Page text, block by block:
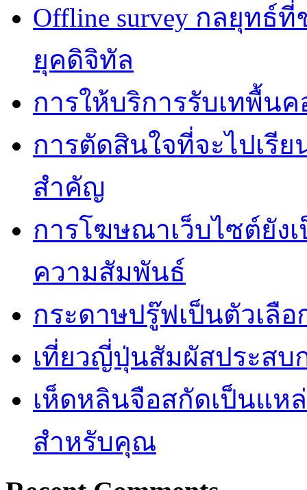
Offline survey กลยุทธ์
ยุคดิจิทัล
การให้บริการรับเทพื้นค
การตัดสินใจที่จะไปเรี
สำคัญ
การโฆษณาเว็บไซต์ยัง
ความสัมพันธ์
กระดาษปรู๊ฟเป็นตัวเลือ
เที่ยวญี่ปุ่นสัมผัสประสบ
เห็ดหลินจือสกัดเป็นแห
สำหรับคุณ